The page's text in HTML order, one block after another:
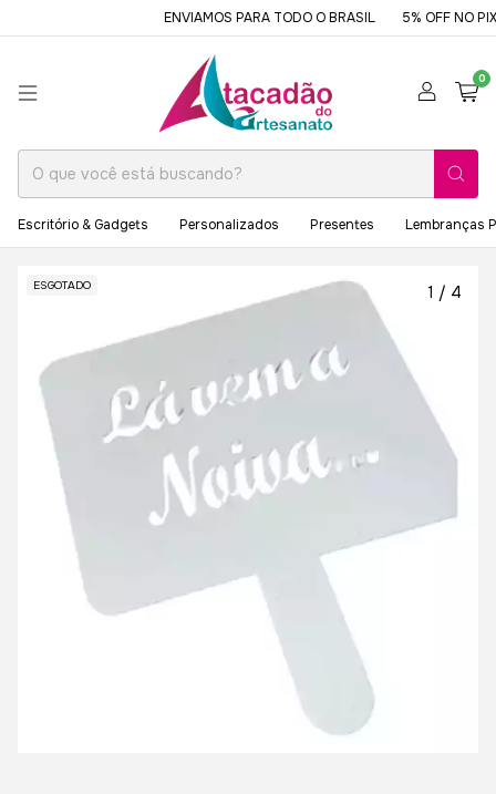
ENVIAMOS PARA TODO O BRASIL 5% OFF NO PIX
0
Escritório & Gadgets Personalizados Presentes Lembranças
ESGOTADO 1 / 4